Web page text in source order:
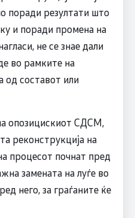
поради резултати што
и поради промена на
не се знае дали
во рамките на
од составот или
опозицискиот СДСМ,
реконструкција на
процесот почнат пред
замената на луѓе во
него, за граѓаните ќе